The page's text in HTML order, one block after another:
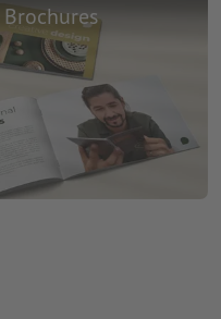
Brochures